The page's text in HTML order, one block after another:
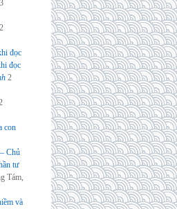
3
2
đọc
đọc
2
con
Chủ
tư
Tám,
và